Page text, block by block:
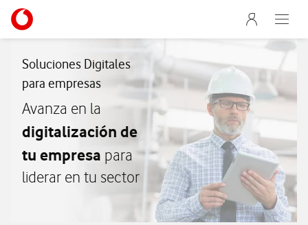
Ir a la pagina principal de vodafone.es
Menu
Abre
Soluciones Digitales
para empresas
Avanza en la
digitalización de
tu empresa para
liderar en tu sector
Abrir formulario de solicitud de contacto